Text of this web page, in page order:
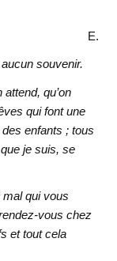
E.
souvenir.
attend, qu’on
qui font une
enfants ; tous
je suis, se
qui vous
vous chez
et tout cela